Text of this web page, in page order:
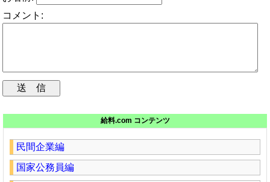
コメント:
給料.com コンテンツ
民間企業編
国家公務員編